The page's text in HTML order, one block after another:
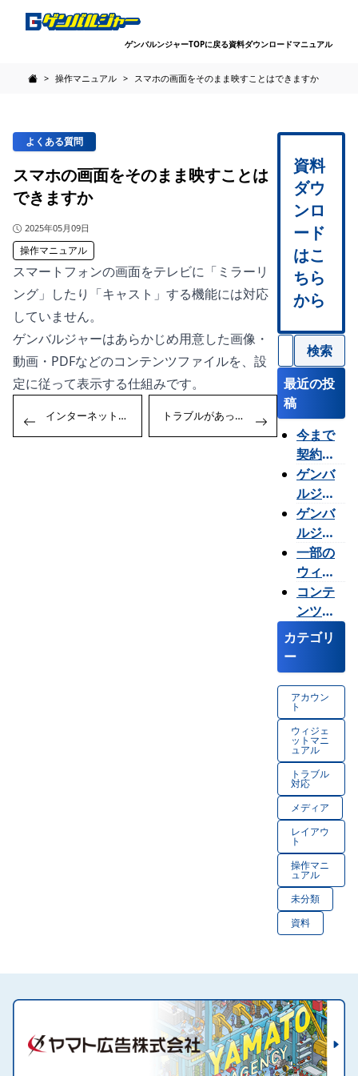
ゲンバルンジャーTOPに戻る資料ダウンロードマニュアル
> 操作マニュアル > スマホの画面をそのまま映すことはできますか
よくある質問
スマホの画面をそのまま映すことは
できますか
公開日
2025年05月09日
操作マニュアル
スマートフォンの画面をテレビに「ミラーリ
ング」したり「キャスト」する機能には対応
していません。
ゲンバルジャーはあらかじめ用意した画像・
動画・PDFなどのコンテンツファイルを、設
定に従って表示する仕組みです。
稿
ナ
Previous:
インターネット環境は必要ですか Next:
トラブルがあった場合はどうすればいいですか
資料
ダウ
ンロ
ード
はこ
ちら
から
検
索
最近の投
稿
今まで
契約し
ていた
が使用
台数を
増やし
たい。
ゲンバ
ルジャ
ーの画
面が表
示され
たり消
えたり
しま
す。
ゲンバ
ルジャ
ーのロ
グイン
パスワ
ードが
分から
なくな
た。ど
うすれ
ばいい
です
か？
一部の
ウィジ
ェット
が使え
ないの
はなぜ
か？
コンテ
ンツの
プレビ
ューが
表示さ
れませ
ん。ど
うした
らよい
です
か？
カテゴリ
ー
アカウン
ト
ウィジェ
ットマニ
ュアル
トラブル
対応
メディア
レイアウ
ト
操作マニ
ュアル
未分類
資料